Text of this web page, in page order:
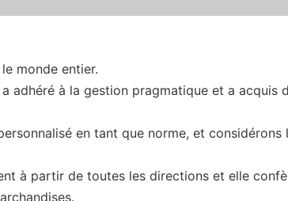
monde entier.
adhéré à la gestion pragmatique et a
en tant que norme, et
à partir de toutes les directions et elle